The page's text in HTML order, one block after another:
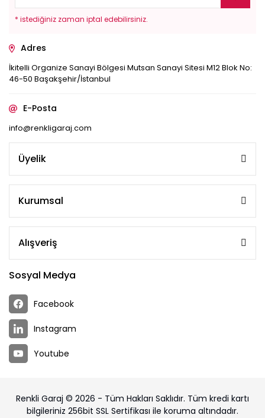
* istediğiniz zaman iptal edebilirsiniz.
Adres
İkitelli Organize Sanayi Bölgesi Mutsan Sanayi Sitesi M12 Blok No:
46-50 Başakşehir/İstanbul
E-Posta
info@renkligaraj.com
Üyelik
Kurumsal
Alışveriş
Sosyal Medya
Facebook
Instagram
Youtube
Renkli Garaj © 2026 - Tüm Hakları Saklıdır. Tüm kredi kartı
bilgileriniz 256bit SSL Sertifikası ile koruma altındadır.